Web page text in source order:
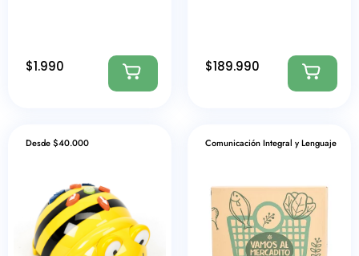
$1.990 $189.990
Desde $40.000 Comunicación Integral y Lenguaje